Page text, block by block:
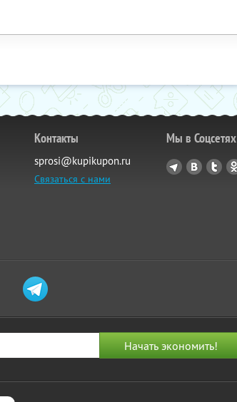
Контакты
sprosi@kupikupon.ru
Связаться с нами
Мы в Соцсетях